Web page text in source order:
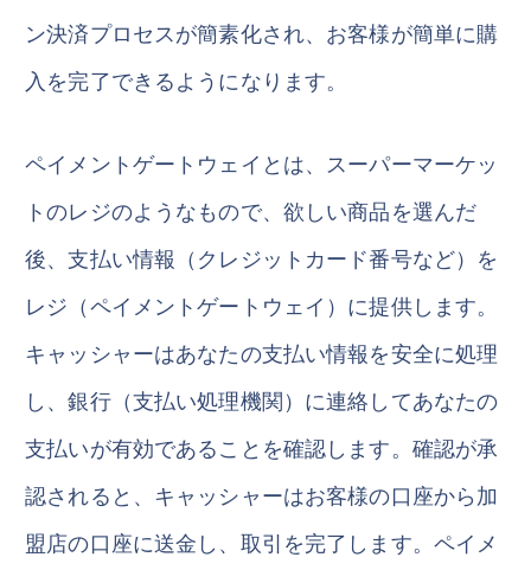
ン決済プロセスが簡素化され、お客様が簡単に購
入を完了できるようになります。
ペイメントゲートウェイとは、スーパーマーケッ
トのレジのようなもので、欲しい商品を選んだ
後、支払い情報（クレジットカード番号など）を
レジ（ペイメントゲートウェイ）に提供します。
キャッシャーはあなたの支払い情報を安全に処理
し、銀行（支払い処理機関）に連絡してあなたの
支払いが有効であることを確認します。確認が承
認されると、キャッシャーはお客様の口座から加
盟店の口座に送金し、取引を完了します。ペイメ